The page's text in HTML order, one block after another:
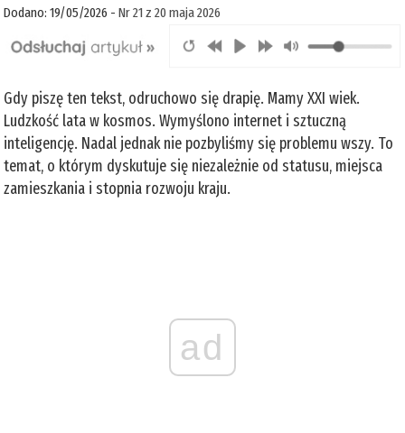
Dodano: 19/05/2026 -Nr 21 z 20 maja 2026
Gdy piszę ten tekst, odruchowo się drapię. Mamy XXI wiek.
Ludzkość lata w kosmos. Wymyślono internet i sztuczną
inteligencję. Nadal jednak nie pozbyliśmy się problemu wszy. To
temat, o którym dyskutuje się niezależnie od statusu, miejsca
zamieszkania i stopnia rozwoju kraju.
ad